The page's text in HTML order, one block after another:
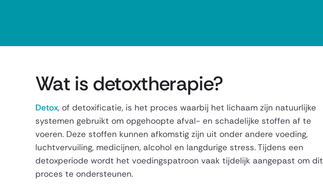
Wat is detoxtherapie?
Detox, of detoxificatie, is het proces waarbij het lichaam zijn natuurlijke
systemen gebruikt om opgehoopte afval- en schadelijke stoffen af te
voeren. Deze stoffen kunnen afkomstig zijn uit onder andere voeding,
luchtvervuiling, medicijnen, alcohol en langdurige stress. Tijdens een
detoxperiode wordt het voedingspatroon vaak tijdelijk aangepast om dit
proces te ondersteunen.